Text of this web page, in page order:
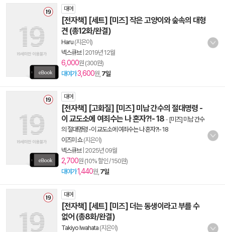
대여
[전자책] [세트] [미즈] 작은 고양이와 숲속의 대형
견 (총12화/완결)
Haru (지은이)
넥스큐브| 2019년 12월
6,000원 (300원)
대여가3,600원, 7일
대여
[전자책] [고화질] [미즈] 미남 간수의 절대명령 -
이 교도소에 여죄수는 나 혼자?!- 18 - [미즈] 미남 간수
의 절대명령 -이 교도소에 여죄수는 나 혼자?!- 18
이즈미 쇼(지은이)
넥스큐브| 2025년 09월
2,700원 (10% 할인 / 150원)
대여가1,440원, 7일
대여
[전자책] [세트] [미즈] 더는 동생이라고 부를 수
없어 (총8화/완결)
Takiyo Iwahata (지은이)